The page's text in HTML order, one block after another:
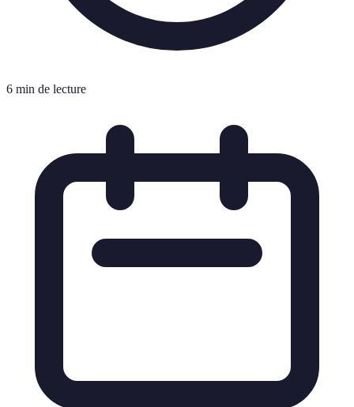
6 min de lecture